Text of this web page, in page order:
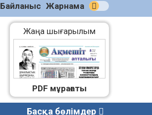
Байланыс Жарнама
Жаңа шығарылым
PDF мұрағаты
Басқа бөлімдер